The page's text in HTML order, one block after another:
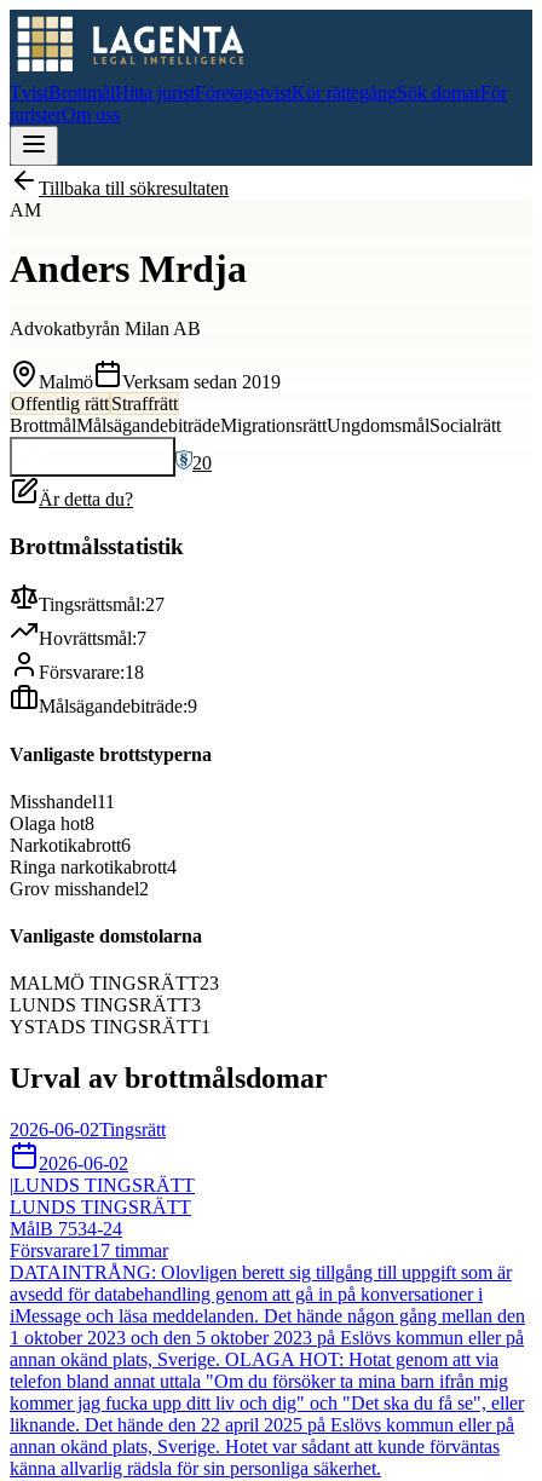
TvistBrottmålHitta juristFöretagstvistKör rättegångSök domarFör
juristerOm oss
Tillbaka till sökresultaten
AM
Anders Mrdja
Advokatbyrån Milan AB
Malmö Verksam sedan 2019
Offentlig rättStraffrätt
BrottmålMålsägandebiträdeMigrationsrättUngdomsmålSocialrätt
20
Är detta du?
Brottmålsstatistik
Tingsrättsmål:27
Hovrättsmål:7
Försvarare:18
Målsägandebiträde:9
Vanligaste brottstyperna
Misshandel11
Olaga hot8
Narkotikabrott6
Ringa narkotikabrott4
Grov misshandel2
Vanligaste domstolarna
MALMÖ TINGSRÄTT23
LUNDS TINGSRÄTT3
YSTADS TINGSRÄTT1
Urval av brottmålsdomar
2026-06-02Tingsrätt
2026-06-02
|LUNDS TINGSRÄTT
LUNDS TINGSRÄTT
MålB 7534-24
Försvarare17 timmar
DATAINTRÅNG: Olovligen berett sig tillgång till uppgift som är
avsedd för databehandling genom att gå in på konversationer i
iMessage och läsa meddelanden. Det hände någon gång mellan den
1 oktober 2023 och den 5 oktober 2023 på Eslövs kommun eller på
annan okänd plats, Sverige. OLAGA HOT: Hotat genom att via
telefon bland annat uttala "Om du försöker ta mina barn ifrån mig
kommer jag fucka upp ditt liv och dig" och "Det ska du få se", eller
liknande. Det hände den 22 april 2025 på Eslövs kommun eller på
annan okänd plats, Sverige. Hotet var sådant att kunde förväntas
känna allvarlig rädsla för sin personliga säkerhet.